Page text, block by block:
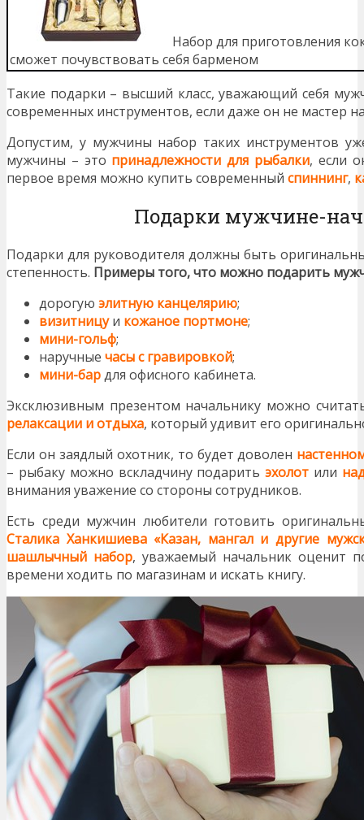
Набор для приготовления
сможет почувствовать себя барменом
Такие подарки – высший класс, уважающий себя
современных инструментов, если даже он не мастер
Допустим, у мужчины набор таких инструментов
мужчины – это принадлежности для рыбалки, если
первое время можно купить современный спиннинг,
Подарки мужчине-
Подарки для руководителя должны быть
степенность. Примеры того, что можно подарить
дорогую элитную канцелярию;
визитницуи кожаное портмоне;
мини-гольф;
наручные часы с гравировкой;
мини-бардля офисного кабинета.
Эксклюзивным презентом начальнику можно
релаксации и отдыха, который удивит его
Если он заядлый охотник, то будет доволен
– рыбаку можно вскладчину подаритьэхолот или
внимания уважение со стороны сотрудников.
Есть среди мужчин любители готовить
Сталика Ханкишиева «Казан, мангал и другие
шашлычный набор, уважаемый начальник оценит
времени ходить по магазинам и искать книгу.